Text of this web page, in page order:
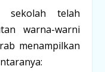
sekolah telah
warna-warni
menampilkan